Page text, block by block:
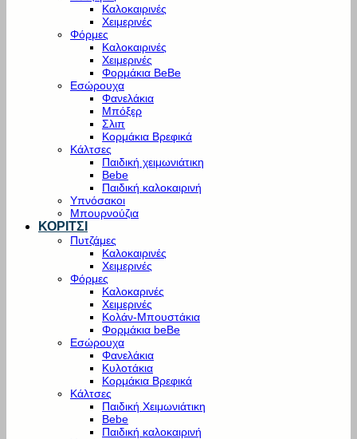
Καλοκαιρινές
Χειμερινές
Φόρμες
Καλοκαιρινές
Χειμερινές
Φορμάκια BeBe
Εσώρουχα
Φανελάκια
Μπόξερ
Σλιπ
Κορμάκια Βρεφικά
Κάλτσες
Παιδική χειμωνιάτικη
Bebe
Παιδική καλοκαιρινή
Υπνόσακοι
Μπουρνούζια
ΚΟΡΙΤΣΙ
Πυτζάμες
Καλοκαιρινές
Χειμερινές
Φόρμες
Καλοκαρινές
Χειμερινές
Κολάν-Μπουστάκια
Φορμάκια beBe
Εσώρουχα
Φανελάκια
Κυλοτάκια
Κορμάκια Βρεφικά
Κάλτσες
Παιδική Χειμωνιάτικη
Bebe
Παιδική καλοκαιρινή